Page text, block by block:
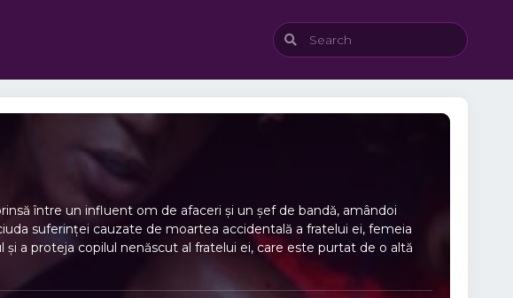
între un influent om de afaceri și un șef de bandă, amândoi
suferinței cauzate de moartea accidentală a fratelui ei, femeia
a proteja copilul nenăscut al fratelui ei, care este purtat de o altă